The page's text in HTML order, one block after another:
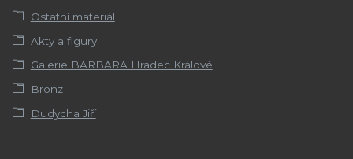
Ostatní materiál
Akty a figury
Galerie BARBARA Hradec Králové
Bronz
Dudycha Jiří